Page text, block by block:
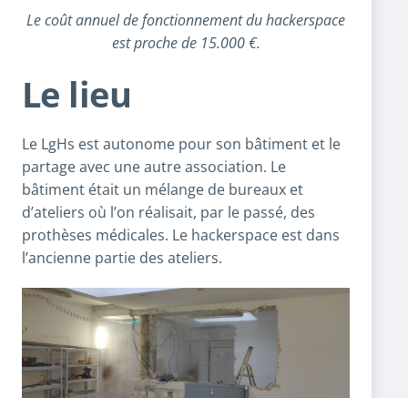
Le coût annuel de fonctionnement du hackerspace
est proche de 15.000 €.
Le lieu
Le LgHs est autonome pour son bâtiment et le
partage avec une autre association. Le
bâtiment était un mélange de bureaux et
d’ateliers où l’on réalisait, par le passé, des
prothèses médicales. Le hackerspace est dans
l’ancienne partie des ateliers.